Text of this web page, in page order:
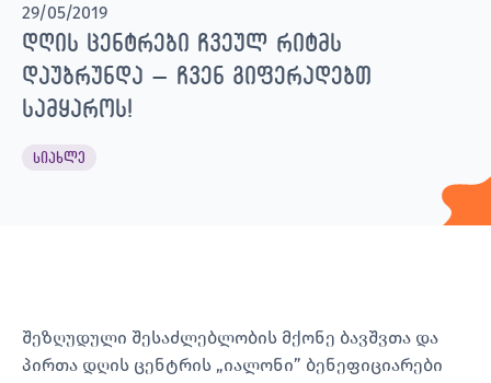
29/05/2019
დღის ცენტრები ჩვეულ რიტმს
დაუბრუნდა – ჩვენ გიფერადებთ
სამყაროს!
სიახლე
შეზღუდული შესაძლებლობის მქონე ბავშვთა და
პირთა დღის ცენტრის „იალონი” ბენეფიციარები